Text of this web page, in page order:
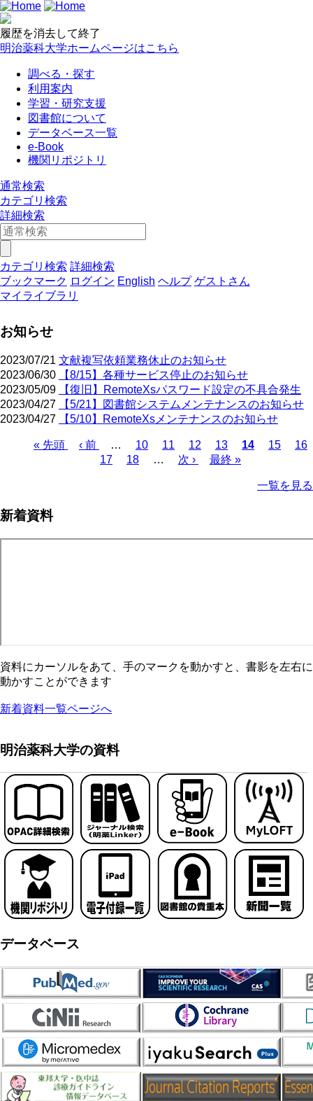
履歴を消去して終了
明治薬科大学ホームページはこちら
調べる・探す
利用案内
学習・研究支援
図書館について
データベース一覧
e-Book
機関リポジトリ
通常検索
カテゴリ検索
詳細検索
カテゴリ検索 詳細検索
ブックマーク ログイン English ヘルプ ゲストさん
マイライブラリ
お知らせ
2023/07/21 文献複写依頼業務休止のお知らせ
2023/06/30
【8/15】各種サービス停止のお知らせ
2023/05/09
【復旧】RemoteXsパスワード設定の不具合発生
2023/04/27
【5/21】図書館システムメンテナンスのお知らせ
2023/04/27
【5/10】RemoteXsメンテナンスのお知らせ
り
先
« 先頭
前
‹ 前 …
ペ
ー
10
ペ
ー
11
ペ
ー
12
ペ
ー
13
カ
14
ペ
15
ペ
16
ペ
17
ペ
18 …
次
次 ›
最
最終 »
一覧を見る
新着資料
資料にカーソルをあて、手のマークを動かすと、書影を左右に
動かすことができます
新着資料一覧ページへ
明治薬科大学の資料
データベース